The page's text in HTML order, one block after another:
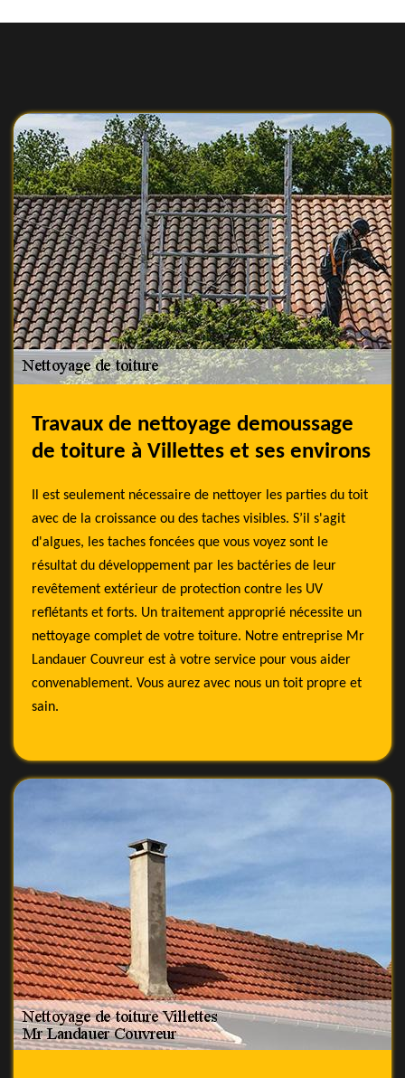
Travaux de nettoyage demoussage
de toiture à Villettes et ses environs
Il est seulement nécessaire de nettoyer les parties du toit
avec de la croissance ou des taches visibles. S’il s'agit
d'algues, les taches foncées que vous voyez sont le
résultat du développement par les bactéries de leur
revêtement extérieur de protection contre les UV
reflétants et forts. Un traitement approprié nécessite un
nettoyage complet de votre toiture. Notre entreprise Mr
Landauer Couvreur est à votre service pour vous aider
convenablement. Vous aurez avec nous un toit propre et
sain.